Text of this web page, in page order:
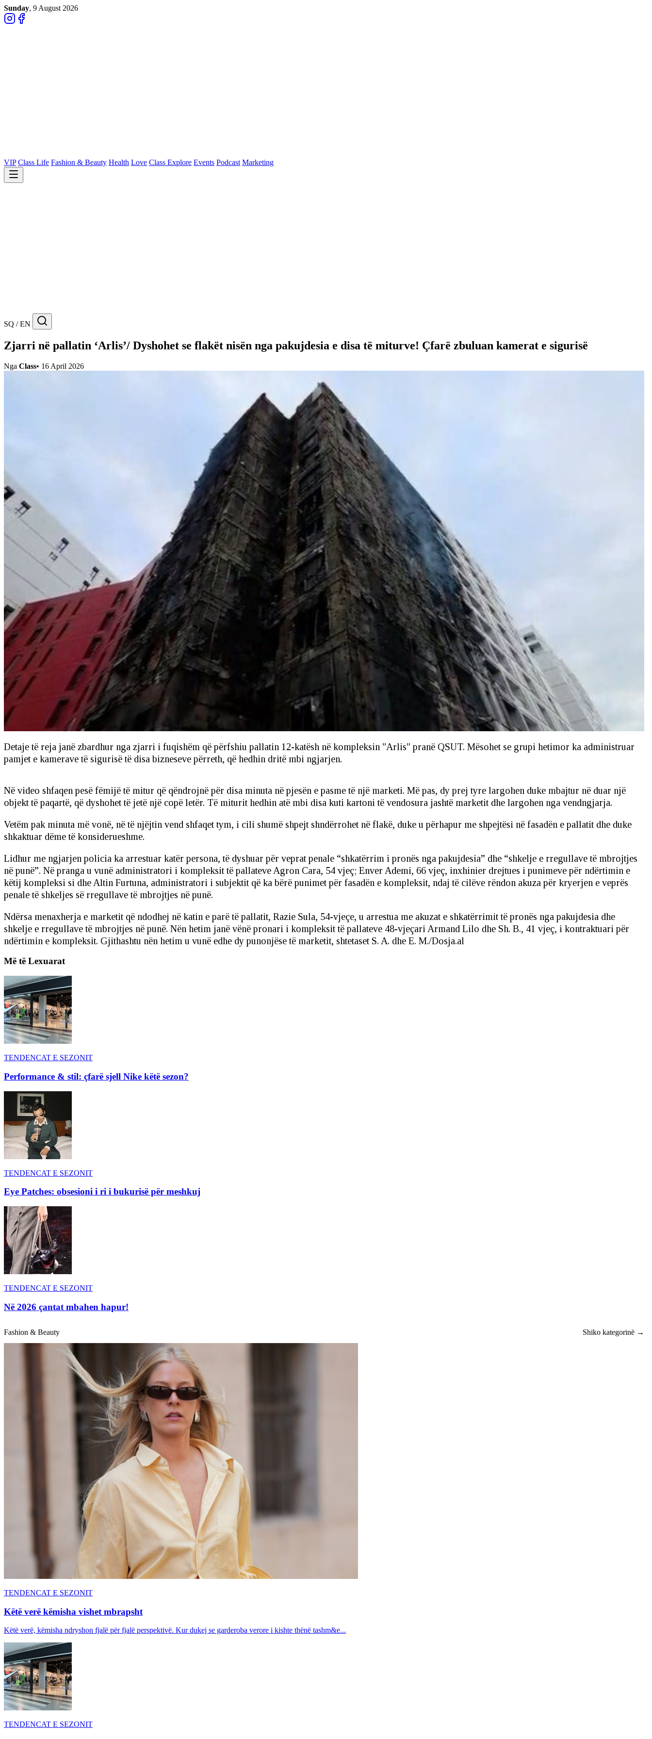
Sunday, 9 August 2026
VIP Class Life Fashion & Beauty Health Love Class Explore Events Podcast Marketing
SQ / EN
Zjarri në pallatin ‘Arlis’/ Dyshohet se flakët nisën nga pakujdesia e disa të miturve! Çfarë zbuluan kamerat e sigurisë
Nga Class• 16 April 2026
Detaje të reja janë zbardhur nga zjarri i fuqishëm që përfshiu pallatin 12-katësh në kompleksin "Arlis" pranë QSUT. Mësohet se grupi hetimor ka administruar
pamjet e kamerave të sigurisë të disa bizneseve përreth, që hedhin dritë mbi ngjarjen.
Në video shfaqen pesë fëmijë të mitur që qëndrojnë për disa minuta në pjesën e pasme të një marketi. Më pas, dy prej tyre largohen duke mbajtur në duar një
objekt të paqartë, që dyshohet të jetë një copë letër. Të miturit hedhin atë mbi disa kuti kartoni të vendosura jashtë marketit dhe largohen nga vendngjarja.
Vetëm pak minuta më vonë, në të njëjtin vend shfaqet tym, i cili shumë shpejt shndërrohet në flakë, duke u përhapur me shpejtësi në fasadën e pallatit dhe duke
shkaktuar dëme të konsiderueshme.
Lidhur me ngjarjen policia ka arrestuar katër persona, të dyshuar për veprat penale “shkatërrim i pronës nga pakujdesia” dhe “shkelje e rregullave të mbrojtjes
në punë”. Në pranga u vunë administratori i kompleksit të pallateve Agron Cara, 54 vjeç; Enver Ademi, 66 vjeç, inxhinier drejtues i punimeve për ndërtimin e
këtij kompleksi si dhe Altin Furtuna, administratori i subjektit që ka bërë punimet për fasadën e kompleksit, ndaj të cilëve rëndon akuza për kryerjen e veprës
penale të shkeljes së rregullave të mbrojtjes në punë.
Ndërsa menaxherja e marketit që ndodhej në katin e parë të pallatit, Razie Sula, 54-vjeçe, u arrestua me akuzat e shkatërrimit të pronës nga pakujdesia dhe
shkelje e rregullave të mbrojtjes në punë. Nën hetim janë vënë pronari i kompleksit të pallateve 48-vjeçari Armand Lilo dhe Sh. B., 41 vjeç, i kontraktuari për
ndërtimin e kompleksit. Gjithashtu nën hetim u vunë edhe dy punonjëse të marketit, shtetaset S. A. dhe E. M./Dosja.al
Më të Lexuarat
TENDENCAT E SEZONIT
Performance & stil: çfarë sjell Nike këtë sezon?
TENDENCAT E SEZONIT
Eye Patches: obsesioni i ri i bukurisë për meshkuj
TENDENCAT E SEZONIT
Në 2026 çantat mbahen hapur!
Fashion & Beauty Shiko kategorinë →
TENDENCAT E SEZONIT
Këtë verë këmisha vishet mbrapsht
Këtë verë, këmisha ndryshon fjalë për fjalë perspektivë. Kur dukej se garderoba verore i kishte thënë tashm&e...
TENDENCAT E SEZONIT